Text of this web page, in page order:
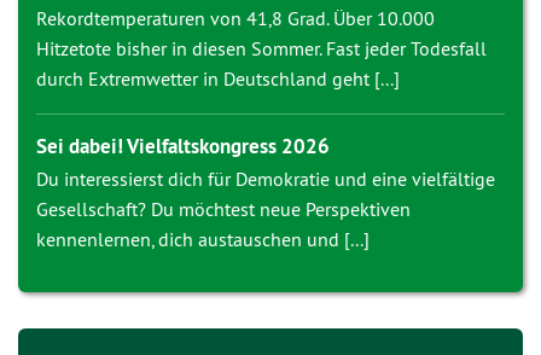
Rekordtemperaturen von 41,8 Grad. Über 10.000
Hitzetote bisher in diesen Sommer. Fast jeder Todesfall
durch Extremwetter in Deutschland geht [...]
Sei dabei! Vielfaltskongress 2026
Du interessierst dich für Demokratie und eine vielfältige
Gesellschaft? Du möchtest neue Perspektiven
kennenlernen, dich austauschen und [...]